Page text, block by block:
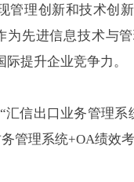
管理创新和技术创
为先进信息技术与
提升企业竞争力。
汇信出口业务管理系
管理系统+OA绩效考